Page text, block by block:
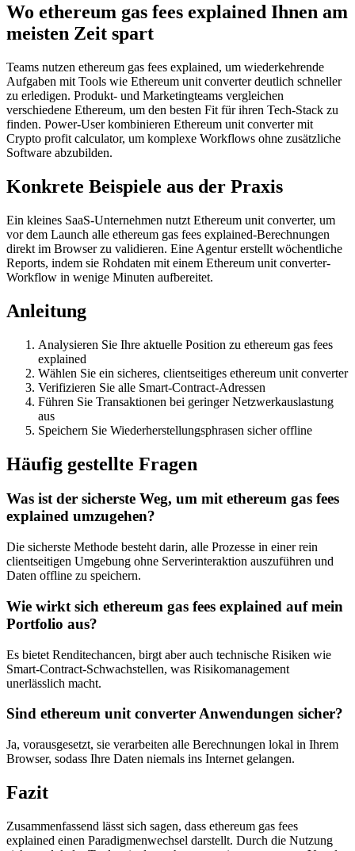
Wo ethereum gas fees explained Ihnen am
meisten Zeit spart
Teams nutzen ethereum gas fees explained, um wiederkehrende
Aufgaben mit Tools wie Ethereum unit converter deutlich schneller
zu erledigen. Produkt- und Marketingteams vergleichen
verschiedene Ethereum, um den besten Fit für ihren Tech-Stack zu
finden. Power-User kombinieren Ethereum unit converter mit
Crypto profit calculator, um komplexe Workflows ohne zusätzliche
Software abzubilden.
Konkrete Beispiele aus der Praxis
Ein kleines SaaS-Unternehmen nutzt Ethereum unit converter, um
vor dem Launch alle ethereum gas fees explained-Berechnungen
direkt im Browser zu validieren. Eine Agentur erstellt wöchentliche
Reports, indem sie Rohdaten mit einem Ethereum unit converter-
Workflow in wenige Minuten aufbereitet.
Anleitung
Analysieren Sie Ihre aktuelle Position zu ethereum gas fees
explained
Wählen Sie ein sicheres, clientseitiges ethereum unit converter
Verifizieren Sie alle Smart-Contract-Adressen
Führen Sie Transaktionen bei geringer Netzwerkauslastung
aus
Speichern Sie Wiederherstellungsphrasen sicher offline
Häufig gestellte Fragen
Was ist der sicherste Weg, um mit ethereum gas fees
explained umzugehen?
Die sicherste Methode besteht darin, alle Prozesse in einer rein
clientseitigen Umgebung ohne Serverinteraktion auszuführen und
Daten offline zu speichern.
Wie wirkt sich ethereum gas fees explained auf mein
Portfolio aus?
Es bietet Renditechancen, birgt aber auch technische Risiken wie
Smart-Contract-Schwachstellen, was Risikomanagement
unerlässlich macht.
Sind ethereum unit converter Anwendungen sicher?
Ja, vorausgesetzt, sie verarbeiten alle Berechnungen lokal in Ihrem
Browser, sodass Ihre Daten niemals ins Internet gelangen.
Fazit
Zusammenfassend lässt sich sagen, dass ethereum gas fees
explained einen Paradigmenwechsel darstellt. Durch die Nutzung